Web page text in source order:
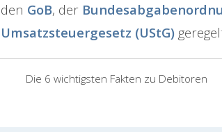
Die 6 wichtigsten Fakten zu Debitoren
den GoB, der
Umsatzsteuergesetz (UStG)